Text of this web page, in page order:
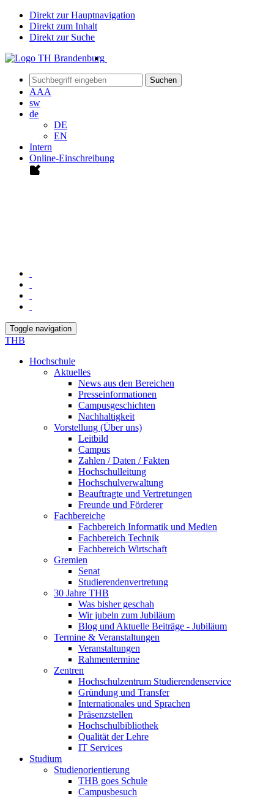
Direkt zur Hauptnavigation
Direkt zum Inhalt
Direkt zur Suche
Suchen
AAA
sw
de
DE
EN
Intern
Online-Einschreibung
Toggle navigation
THB
Hochschule
Aktuelles
News aus den Bereichen
Presseinformationen
Campusgeschichten
Nachhaltigkeit
Vorstellung (Über uns)
Leitbild
Campus
Zahlen / Daten / Fakten
Hochschulleitung
Hochschulverwaltung
Beauftragte und Vertretungen
Freunde und Förderer
Fachbereiche
Fachbereich Informatik und Medien
Fachbereich Technik
Fachbereich Wirtschaft
Gremien
Senat
Studierendenvertretung
30 Jahre THB
Was bisher geschah
Wir jubeln zum Jubiläum
Blog und Aktuelle Beiträge - Jubiläum
Termine & Veranstaltungen
Veranstaltungen
Rahmentermine
Zentren
Hochschulzentrum Studierendenservice
Gründung und Transfer
Internationales und Sprachen
Präsenzstellen
Hochschulbibliothek
Qualität der Lehre
IT Services
Studium
Studienorientierung
THB goes Schule
Campusbesuch